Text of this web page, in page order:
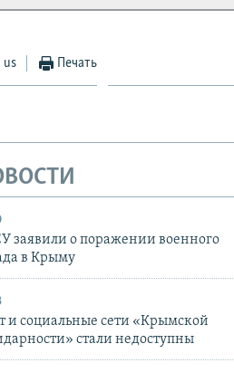
us Печать
заявили о поражении военного
в Крыму
и социальные сети «Крымской
стали недоступны